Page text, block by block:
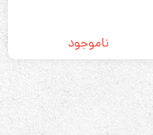
ناموجود